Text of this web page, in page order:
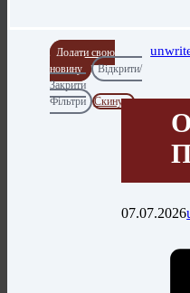
Додати свою
новину
Відкрити/
Закрити
Фільтри
Скинути
07.07.2026